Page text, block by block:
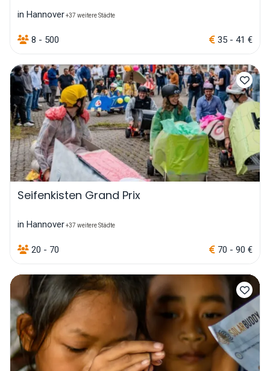
in Hannover+37 weitere Städte
8 - 500 35 - 41 €
Seifenkisten Grand Prix
in Hannover+37 weitere Städte
20 - 70 70 - 90 €